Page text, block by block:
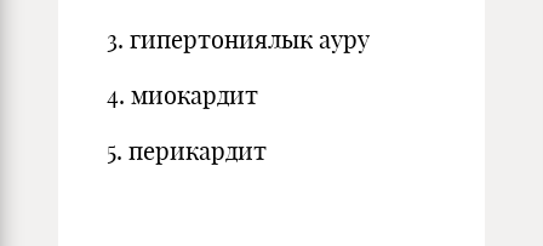
3. гипертониялык ауру
4. миокардит
5. перикардит